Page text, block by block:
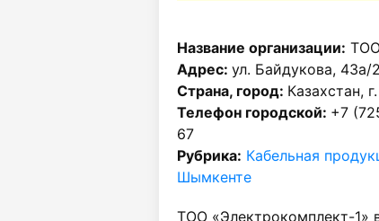
Название организации:
Адрес: ул. Байдукова, 43а/2
Страна, город: Казахстан,
Телефон городской: +7
67
Рубрика: Кабельная
Шымкенте
ТОО «Электрокомплект-1»